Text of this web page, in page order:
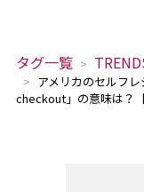
タグ一覧
アメリカのセルフレ
checkout」の意味は？